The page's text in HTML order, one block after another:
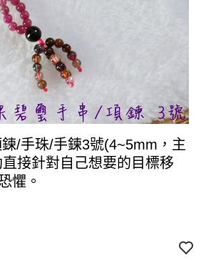
/手珠/手鍊3號(4~5mm，主
接針對自己想要的目標移
懼。